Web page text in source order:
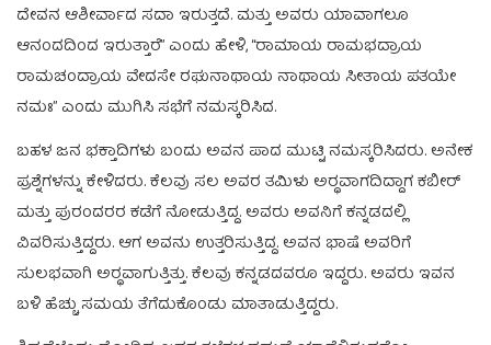
ದೇವನ ಆಶೀರ್ವಾದ ಸದಾ ಇರುತ್ತದೆ. ಮತ್ತು ಅವರು ಯಾವಾಗಲೂ
ಆನಂದದಿಂದ ಇರುತ್ತಾರೆ” ಎಂದು ಹೇಳಿ, “ರಾಮಾಯ ರಾಮಭದ್ರಾಯ
ರಾಮಚಂದ್ರಾಯ ವೇದಸೇ ರಘುನಾಥಾಯ ನಾಥಾಯ ಸೀತಾಯ ಪತಯೇ
ನಮಃ” ಎಂದು ಮುಗಿಸಿ ಸಭೆಗೆ ನಮಸ್ಕರಿಸಿದ.
ಬಹಳ ಜನ ಭಕ್ತಾದಿಗಳು ಬಂದು ಅವನ ಪಾದ ಮುಟ್ಟಿ ನಮಸ್ಕರಿಸಿದರು. ಅನೇಕ
ಪ್ರಶ್ನೆಗಳನ್ನು ಕೇಳಿದರು. ಕೆಲವು ಸಲ ಅವರ ತಮಿಳು ಅರ‍್ಥವಾಗದಿದ್ದಾಗ ಕಬೀರ್‌
ಮತ್ತು ಪುರಂದರರ ಕಡೆಗೆ ನೋಡುತ್ತಿದ್ದ. ಅವರು ಅವನಿಗೆ ಕನ್ನಡದಲ್ಲಿ
ವಿವರಿಸುತ್ತಿದ್ದರು. ಆಗ ಅವನು ಉತ್ತರಿಸುತ್ತಿದ್ದ. ಅವನ ಭಾಷೆ ಅವರಿಗೆ
ಸುಲಭವಾಗಿ ಅರ‍್ಥವಾಗುತ್ತಿತ್ತು. ಕೆಲವು ಕನ್ನಡದವರೂ ಇದ್ದರು. ಅವರು ಇವನ
ಬಳಿ ಹೆಚ್ಚು ಸಮಯ ತೆಗೆದುಕೊಂಡು ಮಾತಾಡುತ್ತಿದ್ದರು.